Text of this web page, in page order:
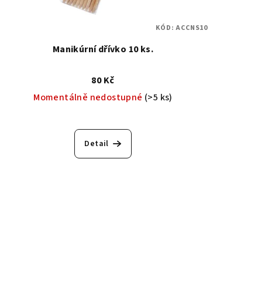
Manikúrní dřívko 10 ks.
80 Kč
Momentálně nedostupné (>5 ks)
Detail
KÓD:ACCNS10